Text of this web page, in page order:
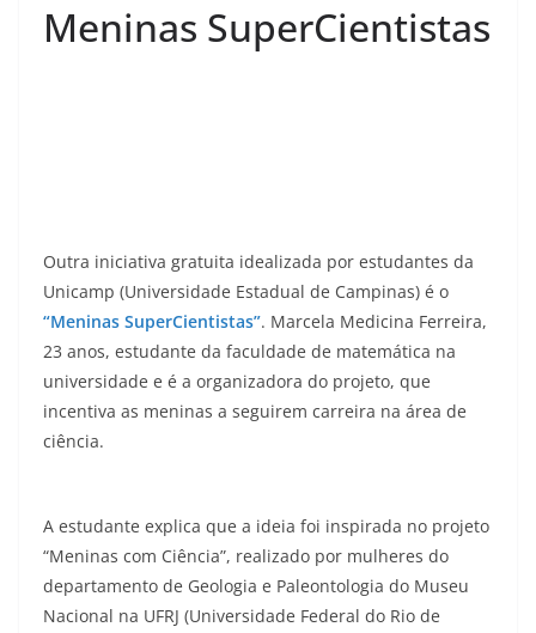
Meninas SuperCientistas
Outra iniciativa gratuita idealizada por estudantes da
Unicamp (Universidade Estadual de Campinas) é o
“Meninas SuperCientistas”. Marcela Medicina Ferreira,
23 anos, estudante da faculdade de matemática na
universidade e é a organizadora do projeto, que
incentiva as meninas a seguirem carreira na área de
ciência.
A estudante explica que a ideia foi inspirada no projeto
“Meninas com Ciência”, realizado por mulheres do
departamento de Geologia e Paleontologia do Museu
Nacional na UFRJ (Universidade Federal do Rio de